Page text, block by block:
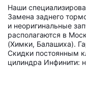
Наши
Замена заднего
и неоригинальные
располагаются в
(Химки, Балашиха).
Скидки постоянным
цилиндра Инфинити: